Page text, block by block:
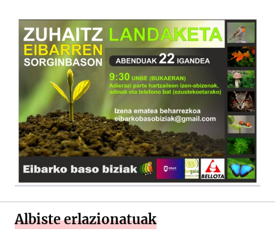
Albiste erlazionatuak